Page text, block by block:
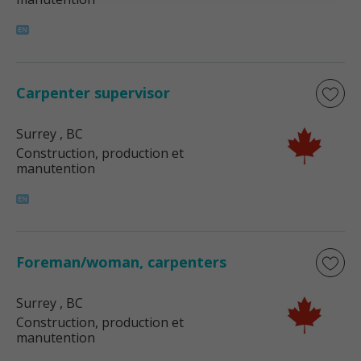
Carpenter supervisor
Surrey , BC
Construction, production et
manutention
Foreman/woman, carpenters
Surrey , BC
Construction, production et
manutention